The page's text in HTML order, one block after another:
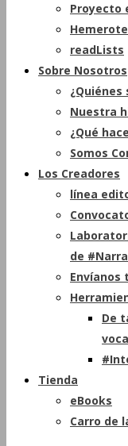
Proyecto
readLists
Sobre Nosotros
¿Quiénes
Nuestra
¿Qué
Somos
Los Creadores
línea
de
De
Tienda
eBooks
Carro de